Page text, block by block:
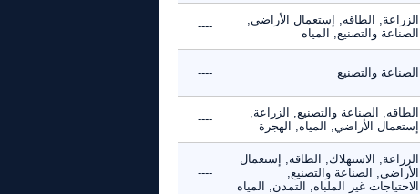
الزراعة, الطاقه, إستعمال الأراضي,
الصناعة والتصنيع, المياه
----
الصناعة والتصنيع ----
الطاقه, الصناعة والتصنيع, الزراعة,
إستعمال الأراضي, المياه, الهجرة
----
الزراعة, الاستهلاك, الطاقه, إستعمال
الأراضي, الصناعة والتصنيع,
الاحتياجات غير الملباه, التمدن, المياه
----